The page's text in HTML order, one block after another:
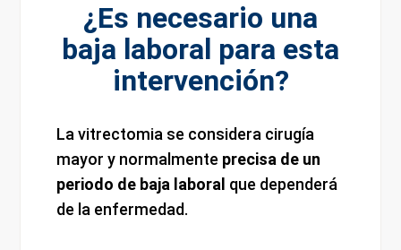
¿Es necesario una
baja laboral para esta
intervención?
La vitrectomia se considera cirugía
mayor y normalmente precisa de un
periodo de baja laboral que dependerá
de la enfermedad.